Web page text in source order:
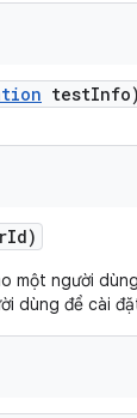
testInfo)
Id)
một người
dùng để cài